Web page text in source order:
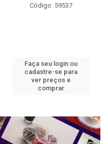
Código: 59537
Faça seu login ou
cadastre-se para
ver preços e
comprar